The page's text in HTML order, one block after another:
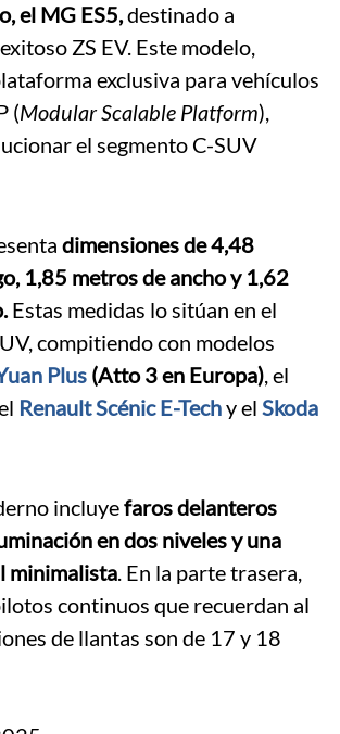
el MG ES5,destinado a
ZS EV. Este modelo,
exclusiva para vehículos
(Modular Scalable Platform),
el segmento C-SUV
dimensiones de 4,48
1,85 metros de ancho y 1,62
Estas medidas lo sitúan en el
compitiendo con modelos
Plus (Atto 3 en Europa), el
Renault Scénic E-Techy el Skoda
incluyefaros delanteros
en dos niveles y una
minimalista. En la parte trasera,
continuos que recuerdan al
de llantas son de 17 y 18